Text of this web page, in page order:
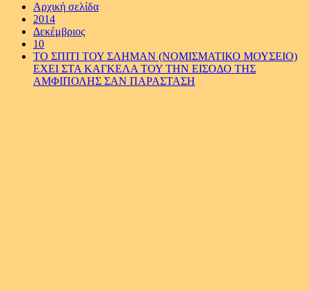
Αρχική σελίδα
2014
Δεκέμβριος
10
ΤΟ ΣΠΙΤΙ ΤΟΥ ΣΛΗΜΑΝ (ΝΟΜΙΣΜΑΤΙΚΟ ΜΟΥΣΕΙΟ)
ΕΧΕΙ ΣΤΑ ΚΑΓΚΕΛΑ ΤΟΥ ΤΗΝ ΕΙΣΟΔΟ ΤΗΣ
ΑΜΦΙΠΟΛΗΣ ΣΑΝ ΠΑΡΑΣΤΑΣΗ